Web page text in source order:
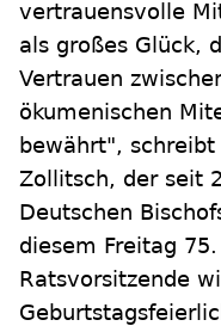
vertrauensvolle
als großes Glück,
Vertrauen
ökumenischen
bewährt", schreibt
Zollitsch, der seit
Deutschen
diesem Freitag
Ratsvorsitzende